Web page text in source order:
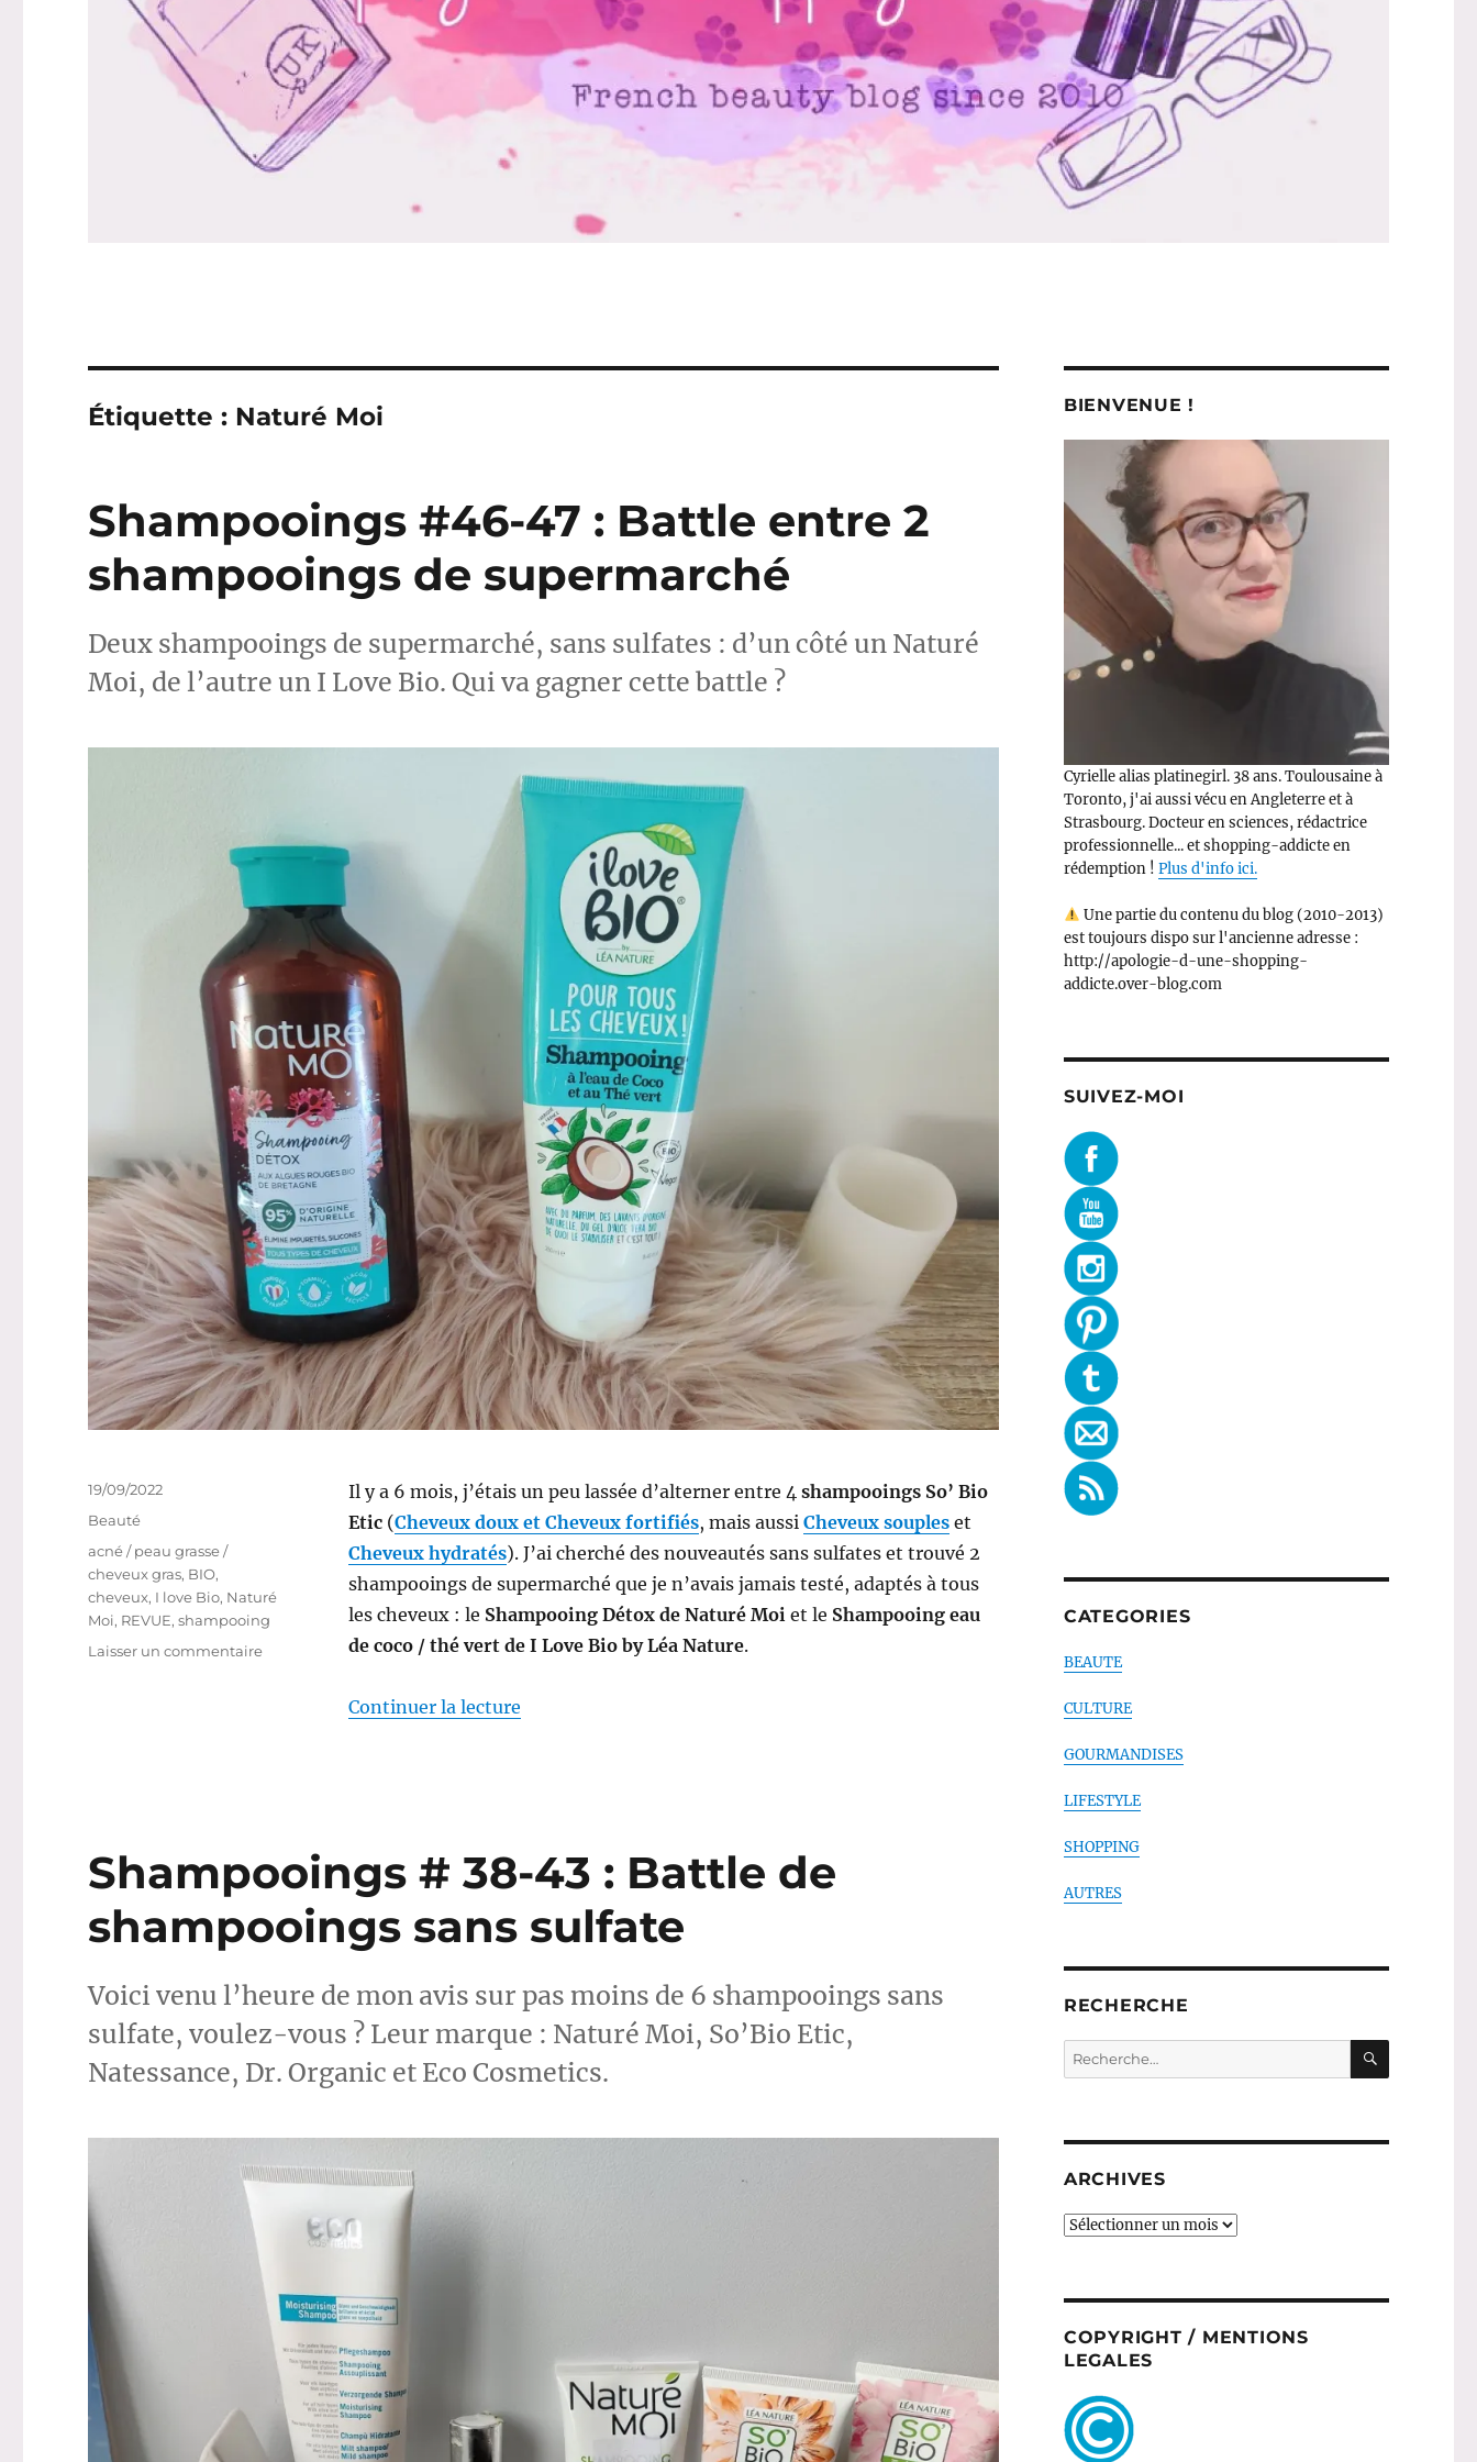
Étiquette : Naturé Moi
Shampooings #46-47 : Battle entre 2
shampooings de supermarché
Deux shampooings de supermarché, sans sulfates : d’un côté un Naturé
Moi, de l’autre un I Love Bio. Qui va gagner cette battle ?
Il y a 6 mois, j’étais un peu lassée d’alterner entre 4 shampooings So’ Bio
Etic(Cheveux doux et Cheveux fortifiés, mais aussi Cheveux soupleset
Cheveux hydratés). J’ai cherché des nouveautés sans sulfates et trouvé 2
shampooings de supermarché que je n’avais jamais testé, adaptés à tous
les cheveux : le Shampooing Détox de Naturé Moiet le Shampooing eau
de coco / thé vert de I Love Bio by Léa Nature.
Continuer la lecturede « Shampooings #46-47 : Battle entre 2 shampooings de supermarché »
Publié
le
19/09/2022
Catégories
Beauté
Étiquettes
acné / peau grasse /
cheveux gras, BIO,
cheveux, I love Bio, Naturé
Moi, REVUE,shampooing
Laisser un commentairesur
supermarché
Shampooings # 38-43 : Battle de
shampooings sans sulfate
Voici venu l’heure de mon avis sur pas moins de 6 shampooings sans
sulfate, voulez-vous ? Leur marque : Naturé Moi, So’Bio Etic,
Natessance, Dr. Organic et Eco Cosmetics.
BIENVENUE !
Cyrielle alias platinegirl. 38 ans. Toulousaine à
Toronto, j'ai aussi vécu en Angleterre et à
Strasbourg. Docteur en sciences, rédactrice
professionnelle... et shopping-addicte en
rédemption ! Plus d'info ici.
Une partie du contenu du blog (2010-2013)
est toujours dispo sur l'ancienne adresse :
http://apologie-d-une-shopping-
addicte.over-blog.com
SUIVEZ-MOI
CATEGORIES
BEAUTE
CULTURE
GOURMANDISES
LIFESTYLE
SHOPPING
AUTRES
RECHERCHE
Recherche
pour :
ARCHIVES
ARCHIVES
COPYRIGHT / MENTIONS
LEGALES